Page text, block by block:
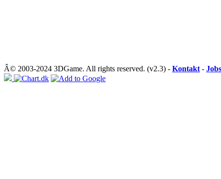
Â© 2003-2024 3DGame. All rights reserved. (v2.3) - Kontakt - Jobs